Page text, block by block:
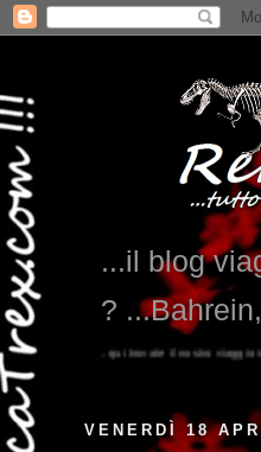
...il blog
?
in MESSICO 2023...clikka qui !!!
VENERDÌ 18